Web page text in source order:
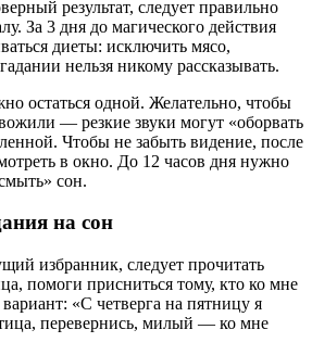
результат, следует правильно
За 3 дня до магического действия
диеты: исключить мясо,
нельзя никому рассказывать.
остаться одной. Желательно, чтобы
— резкие звуки могут «оборвать
Чтобы не забыть видение, после
в окно. До 12 часов дня нужно
сон.
на сон
избранник, следует прочитать
помоги присниться тому, кто ко мне
«С четверга на пятницу я
перевернись, милый — ко мне